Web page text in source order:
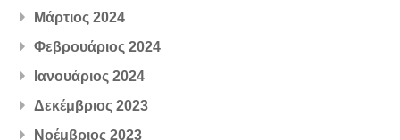
Μάρτιος 2024
Φεβρουάριος 2024
Ιανουάριος 2024
Δεκέμβριος 2023
Νοέμβριος 2023